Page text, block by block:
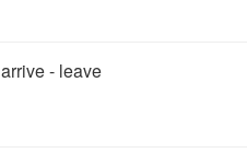
arrive - leave